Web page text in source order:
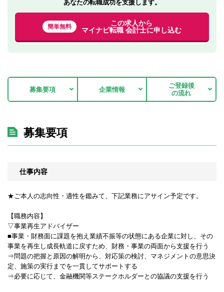
あなたの転職成功を支援します。
簡単無料
この求人から
マイナビ転職 会計士に申し込む
募集要項 企業情報
ご登録後
の流れ
募集要項
仕事内容
★ご本人の志向性・適性を鑑みて、下記業務にアサイン予定です。
【職務内容】
▽事業再生アドバイザー
■事業・財務面に課題を抱え業績不振等の状態にある企業に対し、その
事業を再生し成長軌道に戻すため、財務・事業の両面から支援を行う
⇒問題の把握と原因の解明から、対応策の検討、マネジメントの意思決
定、施策の実行までを一貫してサポートする
⇒必要に応じて、金融機関等ステークホルダーとの協議の支援を行う